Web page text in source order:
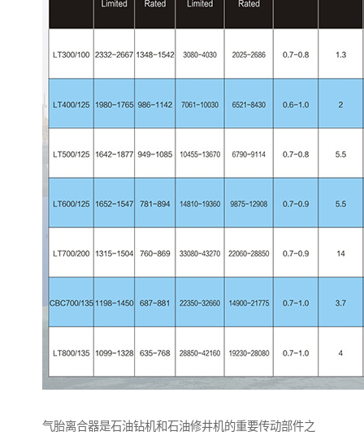
气胎离合器是石油钻机和石油修井机的重要传动部件之